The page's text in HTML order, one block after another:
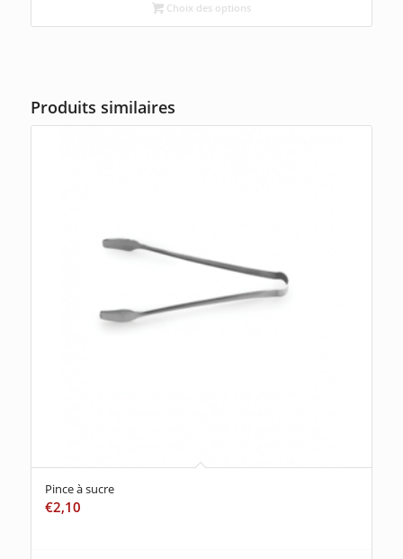
Choix des options
Produits similaires
Pince à sucre
€2,10